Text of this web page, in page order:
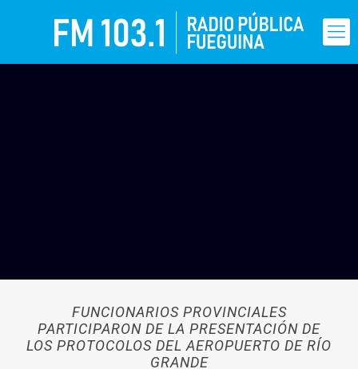
FUNCIONARIOS PROVINCIALES
PARTICIPARON DE LA PRESENTACIÓN DE
LOS PROTOCOLOS DEL AEROPUERTO DE RÍO
GRANDE